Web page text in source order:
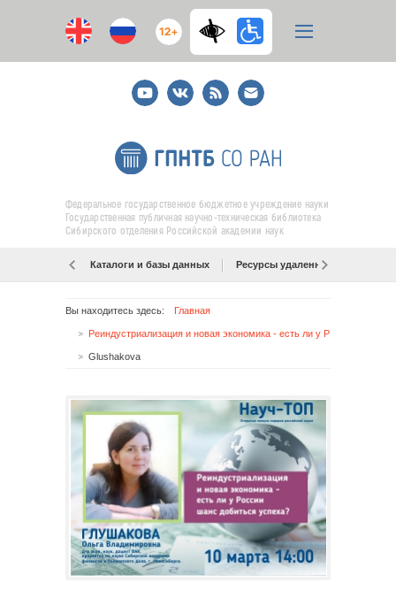
12+
YoutubeВКонтакте
RSS
E-
mail
подписка
Федеральное государственное бюджетное учреждение науки
Государственная публичная научно-техническая библиотека
Сибирского отделения Российской академии наук
Каталоги и базы данных Ресурсы удаленного доступа
Вы находитесь здесь: Главная
Glushakova